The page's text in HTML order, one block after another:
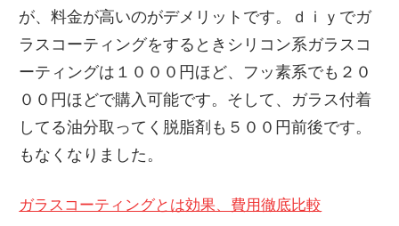
が、料金が高いのがデメリットです。ｄｉｙでガ
ラスコーティングをするときシリコン系ガラスコ
ーティングは１０００円ほど、フッ素系でも２０
００円ほどで購入可能です。そして、ガラス付着
してる油分取ってく脱脂剤も５００円前後です。
もなくなりました。
ガラスコーティングとは効果、費用徹底比較